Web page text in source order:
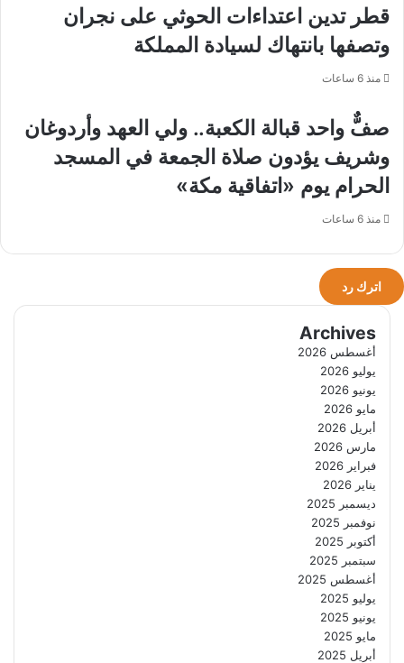
مع
مانيلا
قطر تدين اعتداءات الحوثي على نجران
وتصفها بانتهاك لسيادة المملكة
منذ 6 ساعات
صفٌّ واحد قبالة الكعبة.. ولي العهد وأردوغان
وشريف يؤدون صلاة الجمعة في المسجد
الحرام يوم «اتفاقية مكة»
منذ 6 ساعات
اترك رد
Archives
أغسطس 2026
يوليو 2026
يونيو 2026
مايو 2026
أبريل 2026
مارس 2026
فبراير 2026
يناير 2026
ديسمبر 2025
نوفمبر 2025
أكتوبر 2025
سبتمبر 2025
أغسطس 2025
يوليو 2025
يونيو 2025
مايو 2025
أبريل 2025